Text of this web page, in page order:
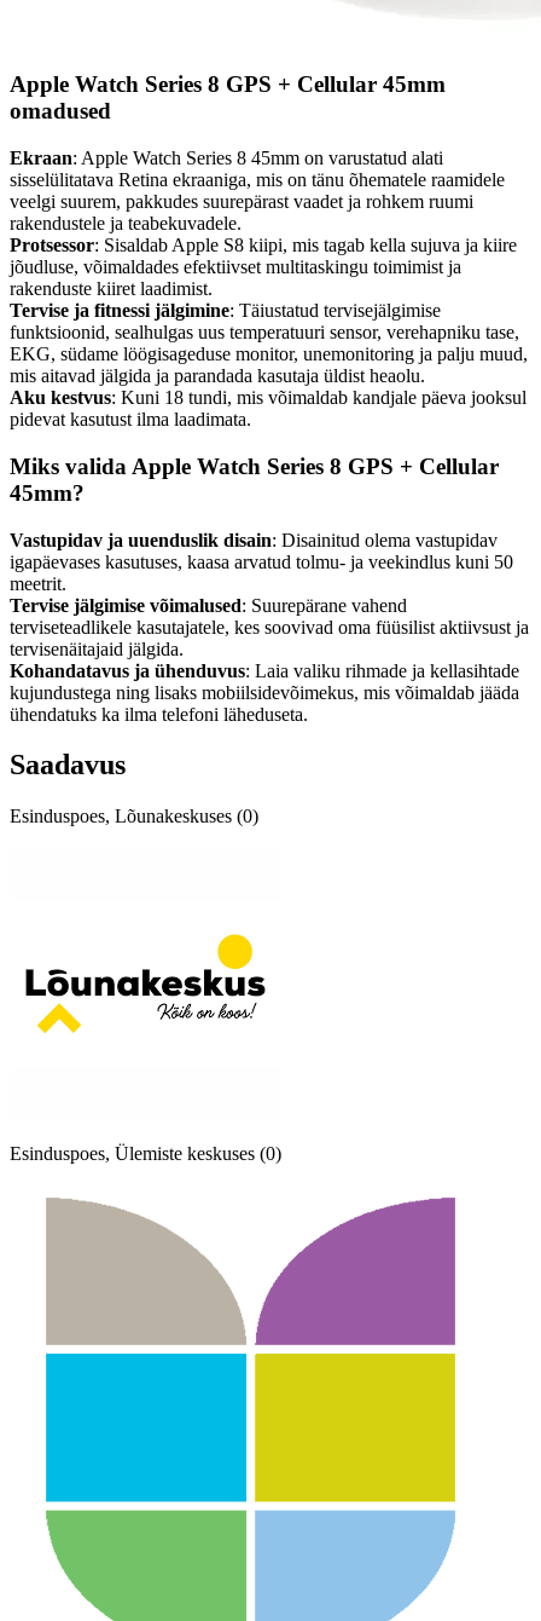
Apple Watch Series 8 GPS + Cellular 45mm
omadused
Ekraan: Apple Watch Series 8 45mm on varustatud alati
sisselülitatava Retina ekraaniga, mis on tänu õhematele raamidele
veelgi suurem, pakkudes suurepärast vaadet ja rohkem ruumi
rakendustele ja teabekuvadele.
Protsessor: Sisaldab Apple S8 kiipi, mis tagab kella sujuva ja kiire
jõudluse, võimaldades efektiivset multitaskingu toimimist ja
rakenduste kiiret laadimist.
Tervise ja fitnessi jälgimine: Täiustatud tervisejälgimise
funktsioonid, sealhulgas uus temperatuuri sensor, verehapniku tase,
EKG, südame löögisageduse monitor, unemonitoring ja palju muud,
mis aitavad jälgida ja parandada kasutaja üldist heaolu.
Aku kestvus: Kuni 18 tundi, mis võimaldab kandjale päeva jooksul
pidevat kasutust ilma laadimata.
Miks valida Apple Watch Series 8 GPS + Cellular
45mm?
Vastupidav ja uuenduslik disain: Disainitud olema vastupidav
igapäevases kasutuses, kaasa arvatud tolmu- ja veekindlus kuni 50
meetrit.
Tervise jälgimise võimalused: Suurepärane vahend
terviseteadlikele kasutajatele, kes soovivad oma füüsilist aktiivsust ja
tervisenäitajaid jälgida.
Kohandatavus ja ühenduvus: Laia valiku rihmade ja kellasihtade
kujundustega ning lisaks mobiilsidevõimekus, mis võimaldab jääda
ühendatuks ka ilma telefoni läheduseta.
Saadavus
Esinduspoes, Lõunakeskuses (0)
Esinduspoes, Ülemiste keskuses (0)